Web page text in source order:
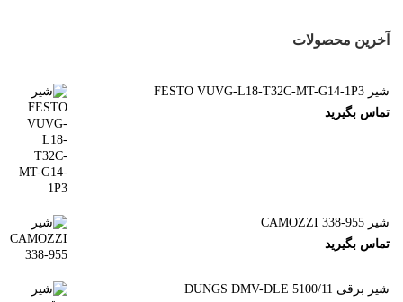
آخرین محصولات
شیر FESTO VUVG-L18-T32C-MT-G14-1P3
تماس بگیرید
شیر CAMOZZI 338-955
تماس بگیرید
شیر برقی DUNGS DMV-DLE 5100/11